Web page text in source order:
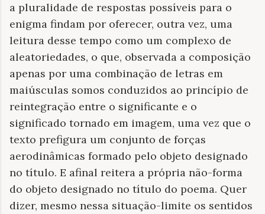
a pluralidade de respostas possíveis para o
enigma findam por oferecer, outra vez, uma
leitura desse tempo como um complexo de
aleatoriedades, o que, observada a composição
apenas por uma combinação de letras em
maiúsculas somos conduzidos ao princípio de
reintegração entre o significante e o
significado tornado em imagem, uma vez que o
texto prefigura um conjunto de forças
aerodinâmicas formado pelo objeto designado
no título. E afinal reitera a própria não-forma
do objeto designado no título do poema. Quer
dizer, mesmo nessa situação-limite os sentidos